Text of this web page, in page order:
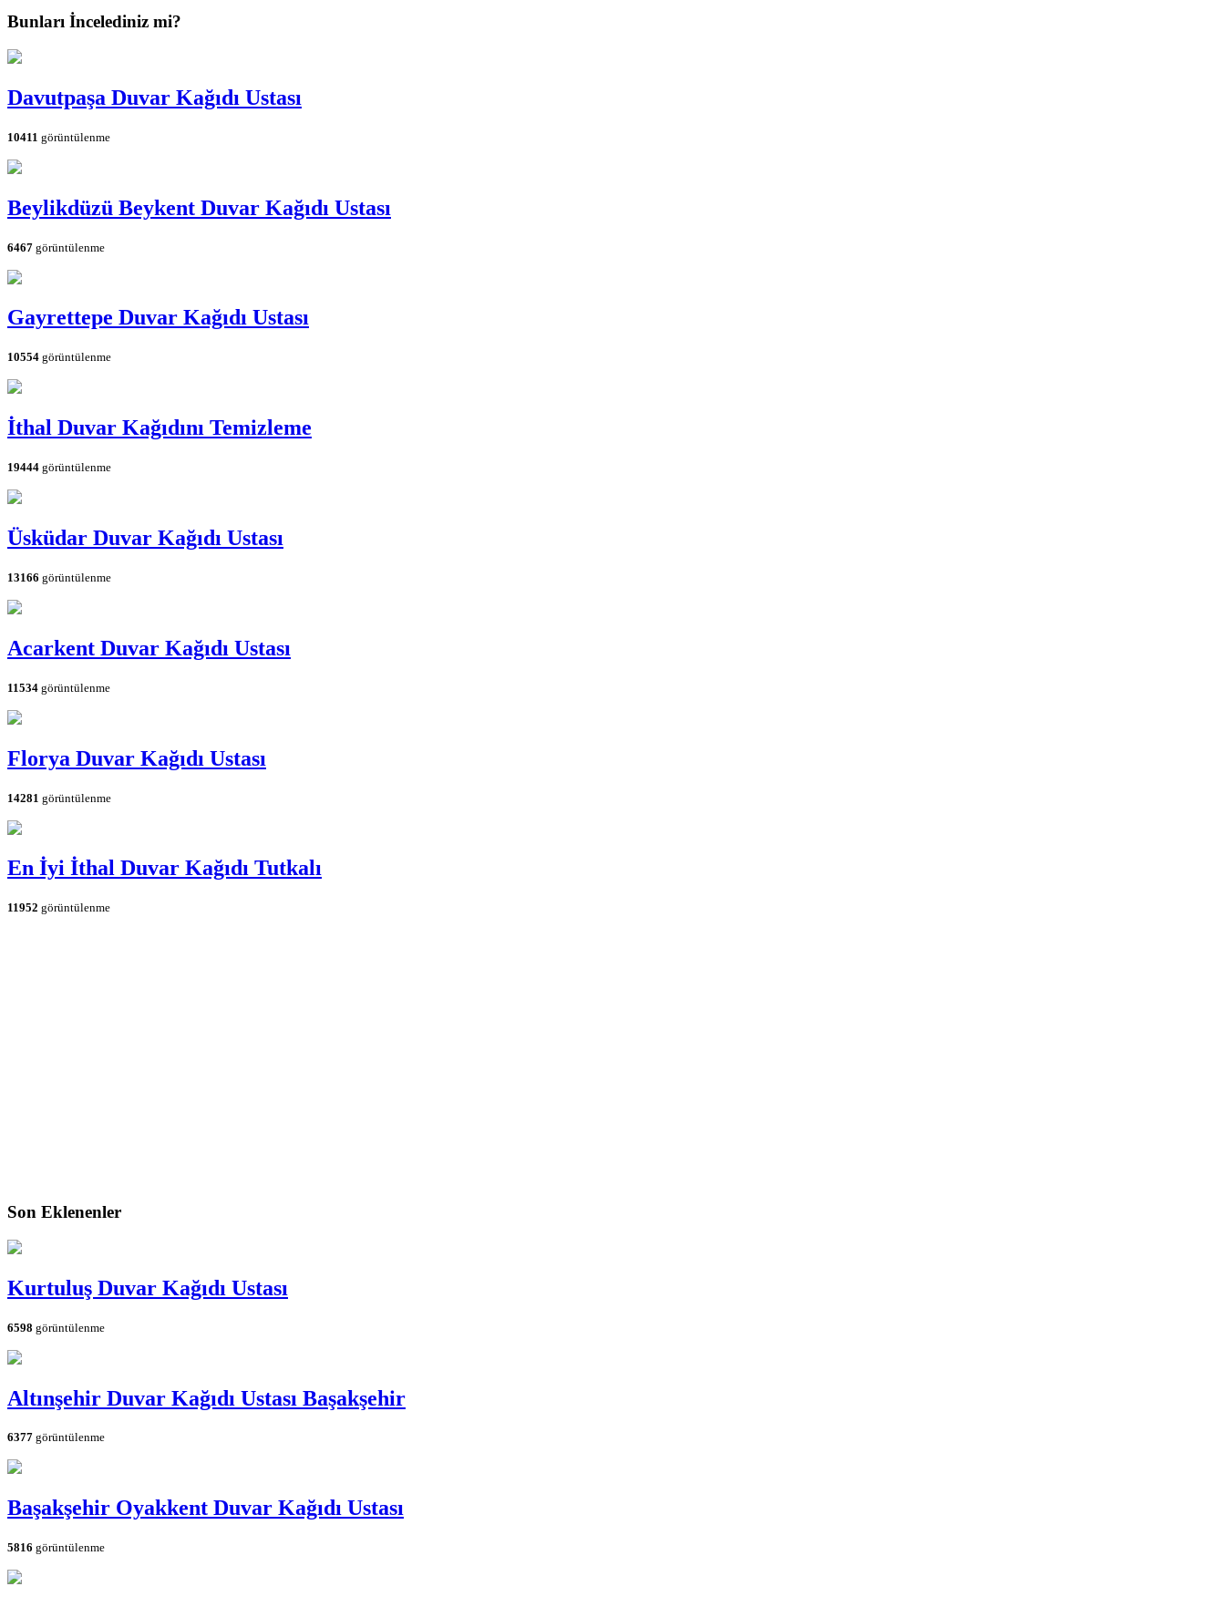
Bunları İncelediniz mi?
Davutpaşa Duvar Kağıdı Ustası
10411 görüntülenme
Beylikdüzü Beykent Duvar Kağıdı Ustası
6467 görüntülenme
Gayrettepe Duvar Kağıdı Ustası
10554 görüntülenme
İthal Duvar Kağıdını Temizleme
19444 görüntülenme
Üsküdar Duvar Kağıdı Ustası
13166 görüntülenme
Acarkent Duvar Kağıdı Ustası
11534 görüntülenme
Florya Duvar Kağıdı Ustası
14281 görüntülenme
En İyi İthal Duvar Kağıdı Tutkalı
11952 görüntülenme
Son Eklenenler
Kurtuluş Duvar Kağıdı Ustası
6598 görüntülenme
Altınşehir Duvar Kağıdı Ustası Başakşehir
6377 görüntülenme
Başakşehir Oyakkent Duvar Kağıdı Ustası
5816 görüntülenme